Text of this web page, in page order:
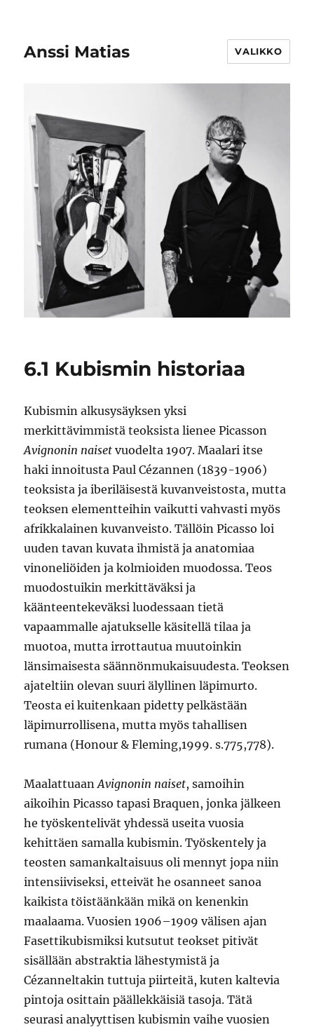
Anssi Matias VALIKKO
6.1 Kubismin historiaa
Kubismin alkusysäyksen yksi
merkittävimmistä teoksista lienee Picasson
Avignonin naisetvuodelta 1907. Maalari itse
haki innoitusta Paul Cézannen (1839-1906)
teoksista ja iberiläisestä kuvanveistosta, mutta
teoksen elementteihin vaikutti vahvasti myös
afrikkalainen kuvanveisto. Tällöin Picasso loi
uuden tavan kuvata ihmistä ja anatomiaa
vinoneliöiden ja kolmioiden muodossa. Teos
muodostuikin merkittäväksi ja
käänteentekeväksi luodessaan tietä
vapaammalle ajatukselle käsitellä tilaa ja
muotoa, mutta irrottautua muutoinkin
länsimaisesta säännönmukaisuudesta. Teoksen
ajateltiin olevan suuri älyllinen läpimurto.
Teosta ei kuitenkaan pidetty pelkästään
läpimurrollisena, mutta myös tahallisen
rumana (Honour & Fleming,1999. s.775,778).
MaalattuaanAvignonin naiset, samoihin
aikoihin Picasso tapasi Braquen, jonka jälkeen
he työskentelivät yhdessä useita vuosia
kehittäen samalla kubismin. Työskentely ja
teosten samankaltaisuus oli mennyt jopa niin
intensiiviseksi, etteivät he osanneet sanoa
kaikista töistäänkään mikä on kenenkin
maalaama. Vuosien 1906–1909 välisen ajan
Fasettikubismiksi kutsutut teokset pitivät
sisällään abstraktia lähestymistä ja
Cézanneltakin tuttuja piirteitä, kuten kaltevia
pintoja osittain päällekkäisiä tasoja. Tätä
seurasi analyyttisen kubismin vaihe vuosien